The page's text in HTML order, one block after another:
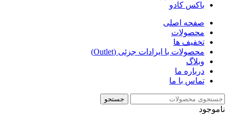
باکس کادو
صفحه اصلی
محصولات
تخفیف ها
محصولات با ایرادات جزئی (Outlet)
وبلاگ
درباره ما
تماس با ما
جستجو
ناموجود